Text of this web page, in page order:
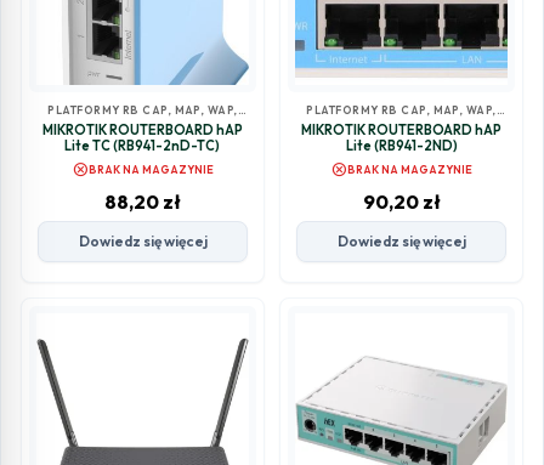
PLATFORMY RB CAP, MAP, WAP,
HAP
MIKROTIK ROUTERBOARD hAP
Lite TC (RB941-2nD-TC)
cancelBRAK NA MAGAZYNIE
88,20 zł
Dowiedz się więcej
PLATFORMY RB CAP, MAP, WAP,
HAP
MIKROTIK ROUTERBOARD hAP
Lite (RB941-2ND)
cancelBRAK NA MAGAZYNIE
90,20 zł
Dowiedz się więcej